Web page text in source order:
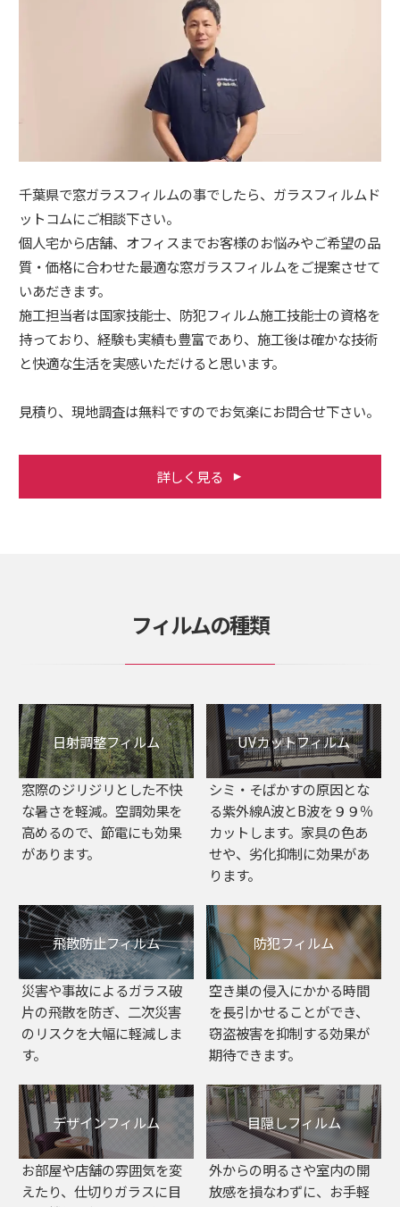
千葉県で窓ガラスフィルムの事でしたら、ガラスフィルムド
ットコムにご相談下さい。
個人宅から店舗、オフィスまでお客様のお悩みやご希望の品
質・価格に合わせた最適な窓ガラスフィルムをご提案させて
いあだきます。
施工担当者は国家技能士、防犯フィルム施工技能士の資格を
持っており、経験も実績も豊富であり、施工後は確かな技術
と快適な生活を実感いただけると思います。
見積り、現地調査は無料ですのでお気楽にお問合せ下さい。
詳しく見る
フィルムの種類
日射調整フィルム
窓際のジリジリとした不快
な暑さを軽減。空調効果を
高めるので、節電にも効果
があります。
UVカットフィルム
シミ・そばかすの原因とな
る紫外線A波とB波を９９％
カットします。家具の色あ
せや、劣化抑制に効果があ
ります。
飛散防止フィルム
災害や事故によるガラス破
片の飛散を防ぎ、二次災害
のリスクを大幅に軽減しま
す。
防犯フィルム
空き巣の侵入にかかる時間
を長引かせることができ、
窃盗被害を抑制する効果が
期待できます。
デザインフィルム
お部屋や店舗の雰囲気を変
えたり、仕切りガラスに目
目隠しフィルム
外からの明るさや室内の開
放感を損なわずに、お手軽